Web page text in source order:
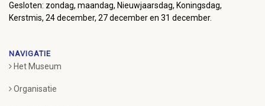
Gesloten: zondag, maandag, Nieuwjaarsdag, Koningsdag,
Kerstmis, 24 december, 27 december en 31 december.
NAVIGATIE
Het Museum
Organisatie